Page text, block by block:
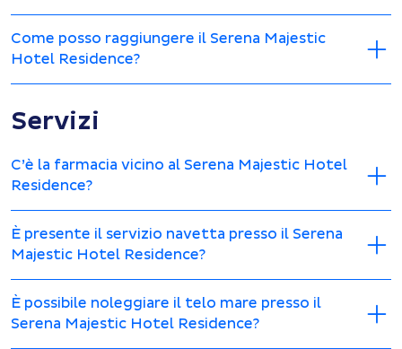
Come posso raggiungere il Serena Majestic
Hotel Residence?
Servizi
C’è la farmacia vicino al Serena Majestic Hotel
Residence?
È presente il servizio navetta presso il Serena
Majestic Hotel Residence?
È possibile noleggiare il telo mare presso il
Serena Majestic Hotel Residence?